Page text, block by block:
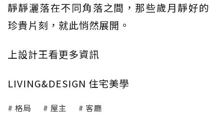
靜靜灑落在不同角落之間，那些歲月靜好的
珍貴片刻，就此悄然展開。
上設計王看更多資訊
LIVING&DESIGN 住宅美學
格局 屋主 客廳